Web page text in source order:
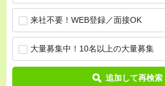
来社不要！WEB登録／面接OK
大量募集中！10名以上の大量募集
追加して再検索